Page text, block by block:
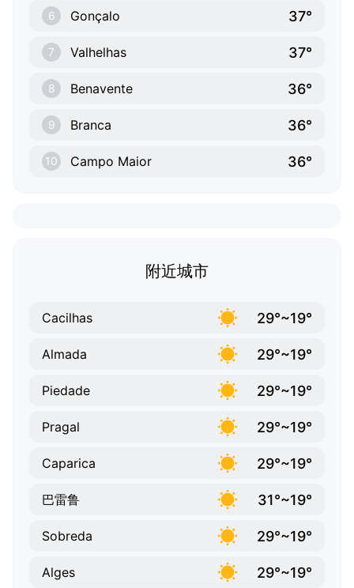
6 Gonçalo 37°
7 Valhelhas 37°
8 Benavente 36°
9 Branca 36°
10 Campo Maior 36°
附近城市
Cacilhas 29°~19°
Almada 29°~19°
Piedade 29°~19°
Pragal 29°~19°
Caparica 29°~19°
巴雷鲁 31°~19°
Sobreda 29°~19°
Alges 29°~19°